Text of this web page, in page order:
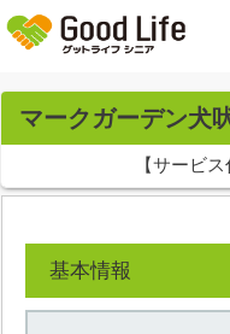
マークガーデン犬
【サービ
基本情報